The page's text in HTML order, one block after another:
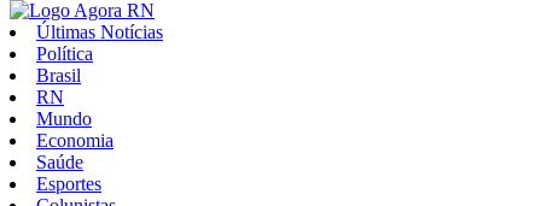
Últimas Notícias
Política
Brasil
RN
Mundo
Economia
Saúde
Esportes